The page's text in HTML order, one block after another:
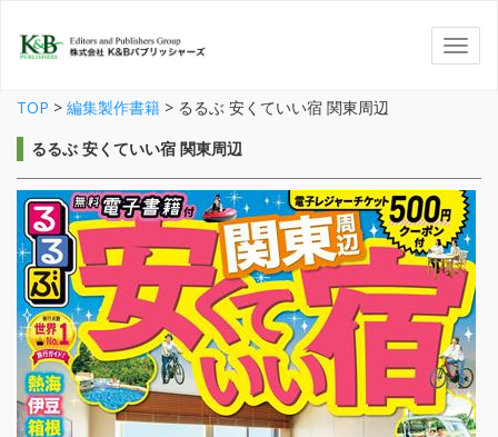
TOP > 編集製作書籍 > るるぶ 安くていい宿 関東周辺
るるぶ 安くていい宿 関東周辺